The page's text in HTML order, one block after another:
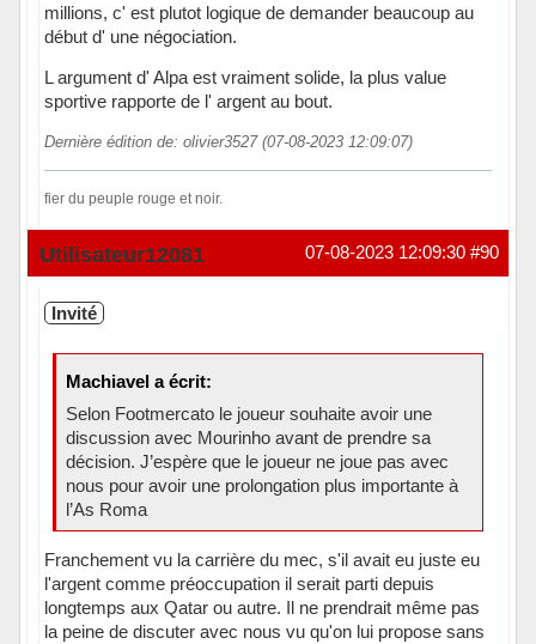
millions, c' est plutot logique de demander beaucoup au
début d' une négociation.
L argument d' Alpa est vraiment solide, la plus value
sportive rapporte de l' argent au bout.
Dernière édition de: olivier3527 (07-08-2023 12:09:07)
fier du peuple rouge et noir.
Hors ligne #90
07-08-2023 12:09:30
Utilisateur12081
Invité
Machiavel a écrit:
Selon Footmercato le joueur souhaite avoir une
discussion avec Mourinho avant de prendre sa
décision. J’espère que le joueur ne joue pas avec
nous pour avoir une prolongation plus importante à
l’As Roma
Franchement vu la carrière du mec, s'il avait eu juste eu
l'argent comme préoccupation il serait parti depuis
longtemps aux Qatar ou autre. Il ne prendrait même pas
la peine de discuter avec nous vu qu'on lui propose sans